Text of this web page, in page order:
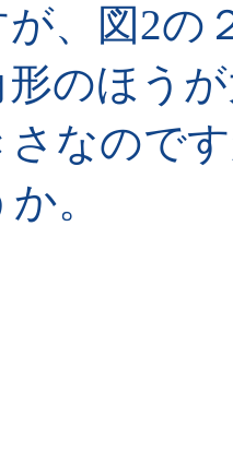
、図2の
形のほう
さなので
。